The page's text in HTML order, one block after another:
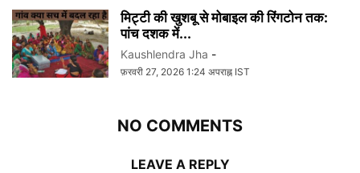
मिट्टी की खुशबू से मोबाइल की रिंगटोन तक:
पांच दशक में...
Kaushlendra Jha -
फ़रवरी 27, 2026 1:24 अपराह्न IST
NO COMMENTS
LEAVE A REPLY